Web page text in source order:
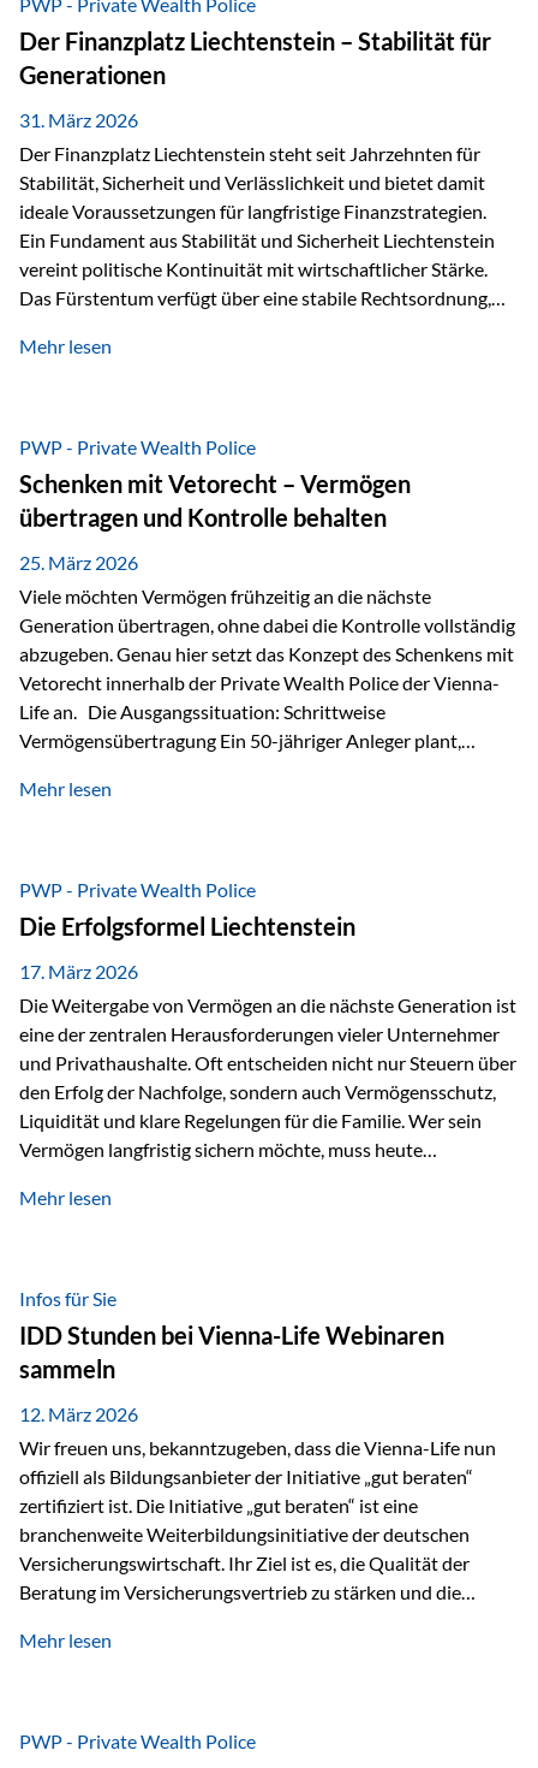
heißt das:Diese Gelder gehören im Konkursfall nicht zur
allgemeinen Konkursmasse, sondern werden ausschließlich
zur Erfüllung…
Der Finanzplatz Liechtenstein – Stabilität für
Generationen
31. März 2026
Der Finanzplatz Liechtenstein steht seit Jahrzehnten für
Stabilität, Sicherheit und Verlässlichkeit und bietet damit
ideale Voraussetzungen für langfristige Finanzstrategien.
Ein Fundament aus Stabilität und Sicherheit Liechtenstein
vereint politische Kontinuität mit wirtschaftlicher Stärke.
Das Fürstentum verfügt über eine stabile Rechtsordnung,
monarchischen Elementen basiert. Diese Struktur schafft
und Unternehmen. Ein wesentliches Merkmal ist die
Staatsfinanzierung: Liechtenstein weist keine
Staatsschulden auf, und der Schutz der wirtschaftlichen
Interessen der Bevölkerung ist in der Verfassung verankert.
Besonders hervorzuheben ist hierbei Artikel 14 der
liechtensteinischen Verfassung. Darin…
Mehr lesen
PWP - Private Wealth Police
Schenken mit Vetorecht – Vermögen
übertragen und Kontrolle behalten
25. März 2026
Viele möchten Vermögen frühzeitig an die nächste
Generation übertragen, ohne dabei die Kontrolle vollständig
abzugeben. Genau hier setzt das Konzept des Schenkens mit
Vetorecht innerhalb der Private Wealth Police der Vienna-
Life an. Die Ausgangssituation: Schrittweise
Vermögensübertragung Ein 50-jähriger Anleger plant,
der steuerliche Freibetrag optimal genutzt werden, sondern
strukturierte, langfristige Vermögensübertragung, ohne die
Kontrolle vollständig aus der Hand zu geben. Die Lösung:
Abschmelzung mit Vetorecht Die Umsetzung erfolgt über die
Private Wealth Police…
Mehr lesen
PWP - Private Wealth Police
Die Erfolgsformel Liechtenstein
17. März 2026
Die Weitergabe von Vermögen an die nächste Generation ist
eine der zentralen Herausforderungen vieler Unternehmer
und Privathaushalte. Oft entscheiden nicht nur Steuern über
den Erfolg der Nachfolge, sondern auch Vermögensschutz,
Liquidität und klare Regelungen für die Familie. Wer sein
Vermögen langfristig sichern möchte, muss heute
„Erfolgsformel Liechtenstein“, herausgegeben und verfasst
Vermögensschutz strategisch miteinander verbindet.
Warum klassische Nachfolgeplanung oft scheitert Viele
Vermögen werden erst im Todesfall übertragen. Das kann zu
Problemen führen: Hohe Erbschaftsteuern Streitigkeiten
zwischen Erben Liquiditätsprobleme bei Immobilien…
Mehr lesen
Infos für Sie
IDD Stunden bei Vienna-Life Webinaren
sammeln
12. März 2026
Wir freuen uns, bekanntzugeben, dass die Vienna-Life nun
offiziell als Bildungsanbieter der Initiative „gut beraten“
zertifiziert ist. Die Initiative „gut beraten“ ist eine
branchenweite Weiterbildungsinitiative der deutschen
Versicherungswirtschaft. Ihr Ziel ist es, die Qualität der
Beratung im Versicherungsvertrieb zu stärken und die
Personen transparent zu dokumentieren. Seit der
Stunden pro Jahr für vertrieblich tätige Personen in der
Mehr lesen
PWP - Private Wealth Police